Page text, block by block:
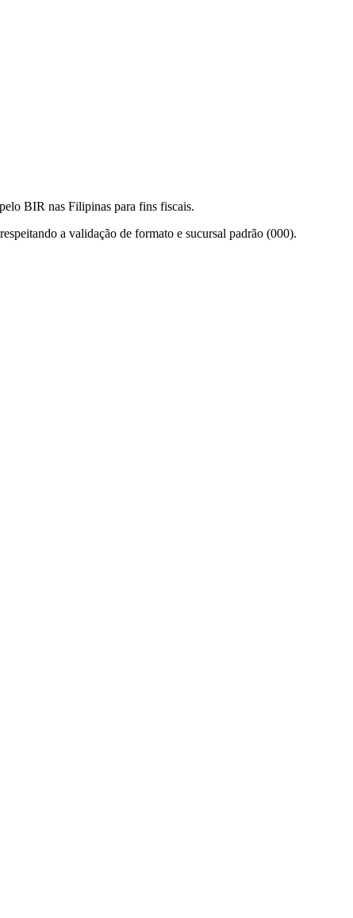
BIR nas Filipinas para fins fiscais.
a validação de formato e sucursal padrão (000).